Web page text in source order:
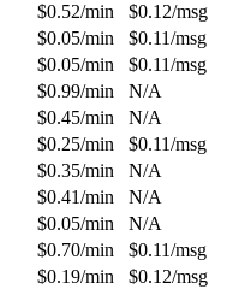
$0.52/min $0.12/msg
$0.05/min $0.11/msg
$0.05/min $0.11/msg
$0.99/min
N/A
$0.45/min
N/A
$0.25/min $0.11/msg
$0.35/min
N/A
$0.41/min
N/A
$0.05/min
N/A
$0.70/min $0.11/msg
$0.19/min $0.12/msg